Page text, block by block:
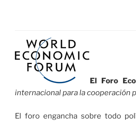
El Foro
internacional para la cooperación
El foro engancha sobre todo